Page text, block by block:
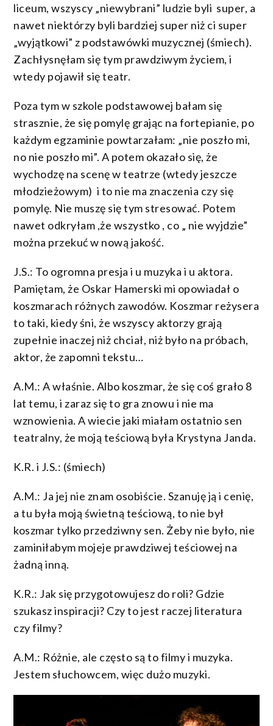
liceum, wszyscy „niewybrani” ludzie byli super, a
nawet niektórzy byli bardziej super niż ci super
„wyjątkowi” z podstawówki muzycznej (śmiech).
Zachłysnęłam się tym prawdziwym życiem, i
wtedy pojawił się teatr.
Poza tym w szkole podstawowej bałam się
strasznie, że się pomylę grając na fortepianie, po
każdym egzaminie powtarzałam: „nie poszło mi,
no nie poszło mi”. A potem okazało się, że
wychodzę na scenę w teatrze (wtedy jeszcze
młodzieżowym) i to nie ma znaczenia czy się
pomylę. Nie muszę się tym stresować. Potem
nawet odkryłam ,że wszystko , co „ nie wyjdzie”
można przekuć w nową jakość.
J.S.: To ogromna presja i u muzyka i u aktora.
Pamiętam, że Oskar Hamerski mi opowiadał o
koszmarach różnych zawodów. Koszmar reżysera
to taki, kiedy śni, że wszyscy aktorzy grają
zupełnie inaczej niż chciał, niż było na próbach,
aktor, że zapomni tekstu…
A.M.: A właśnie. Albo koszmar, że się coś grało 8
lat temu, i zaraz się to gra znowu i nie ma
wznowienia. A wiecie jaki miałam ostatnio sen
teatralny, że moją teściową była Krystyna Janda.
K.R. i J.S.: (śmiech)
A.M.: Ja jej nie znam osobiście. Szanuję ją i cenię,
a tu była moją świetną teściową, to nie był
koszmar tylko przedziwny sen. Żeby nie było, nie
zaminiłabym mojeje prawdziwej teściowej na
żadną inną.
K.R.: Jak się przygotowujesz do roli? Gdzie
szukasz inspiracji? Czy to jest raczej literatura
czy filmy?
A.M.: Różnie, ale często są to filmy i muzyka.
Jestem słuchowcem, więc dużo muzyki.